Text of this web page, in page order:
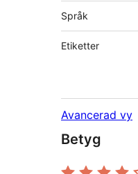
Språk
Etiketter
Avancerad vy
Betyg